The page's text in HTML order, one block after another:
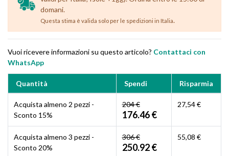
domani.
Questa stima è valida solo per le spedizioni in Italia.
Vuoi ricevere informazioni su questo articolo? Contattaci con
WhatsApp
Quantità Spendi Risparmia
Acquista almeno 2 pezzi -
Sconto 15%
204 €
176.46 €
27,54 €
Acquista almeno 3 pezzi -
Sconto 20%
306 €
250.92 €
55,08 €